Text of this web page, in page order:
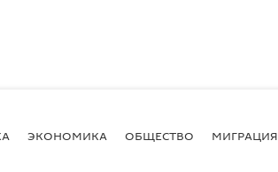
ЭКОНОМИКА ОБЩЕСТВО МИГРАЦИЯ